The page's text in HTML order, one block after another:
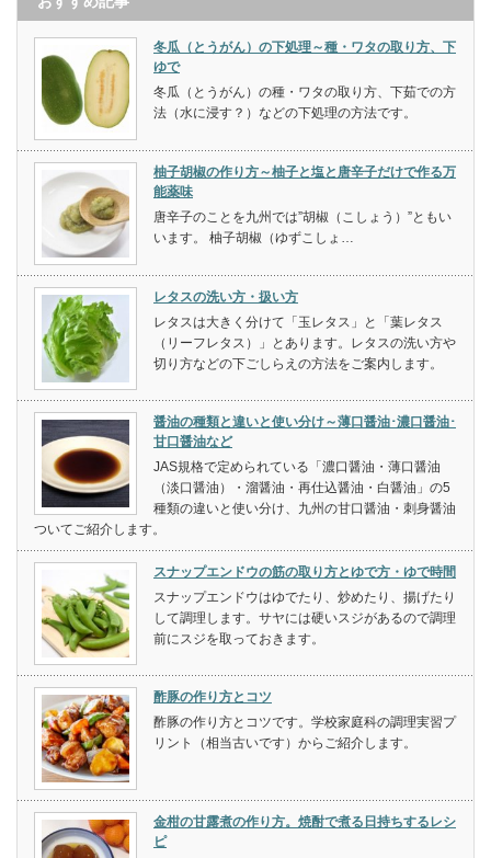
冬瓜（とうがん）の下処理～種・ワタの取り方、下
ゆで
冬瓜（とうがん）の種・ワタの取り方、下茹での方
法（水に浸す？）などの下処理の方法です。
柚子胡椒の作り方～柚子と塩と唐辛子だけで作る万
能薬味
唐辛子のことを九州では”胡椒（こしょう）”ともい
います。 柚子胡椒（ゆずこしょ…
レタスの洗い方・扱い方
レタスは大きく分けて「玉レタス」と「葉レタス
（リーフレタス）」とあります。レタスの洗い方や
切り方などの下ごしらえの方法をご案内します。
醤油の種類と違いと使い分け～薄口醤油･濃口醤油･
甘口醤油など
JAS規格で定められている「濃口醤油・薄口醤油
（淡口醤油）・溜醤油・再仕込醤油・白醤油」の5
種類の違いと使い分け、九州の甘口醤油・刺身醤油
ついてご紹介します。
スナップエンドウの筋の取り方とゆで方・ゆで時間
スナップエンドウはゆでたり、炒めたり、揚げたり
して調理します。サヤには硬いスジがあるので調理
前にスジを取っておきます。
酢豚の作り方とコツ
酢豚の作り方とコツです。学校家庭科の調理実習プ
リント（相当古いです）からご紹介します。
金柑の甘露煮の作り方。焼酎で煮る日持ちするレシ
ピ